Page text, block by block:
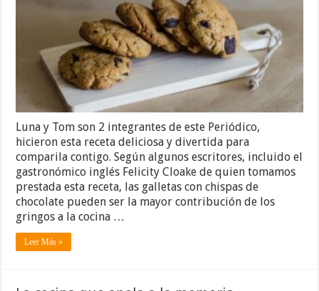
Luna y Tom son 2 integrantes de este Periódico,
hicieron esta receta deliciosa y divertida para
comparila contigo. Según algunos escritores, incluido el
gastronómico inglés Felicity Cloake de quien tomamos
prestada esta receta, las galletas con chispas de
chocolate pueden ser la mayor contribución de los
gringos a la cocina …
Leer Más »